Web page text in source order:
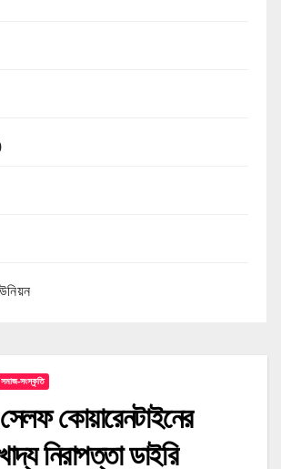
সমাজ-সংস্কৃতি
কোয়ারেনটাইনের
নিরাপত্তা ডাইরি